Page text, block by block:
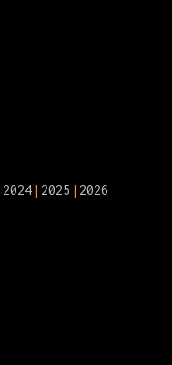
2024 2025 2026